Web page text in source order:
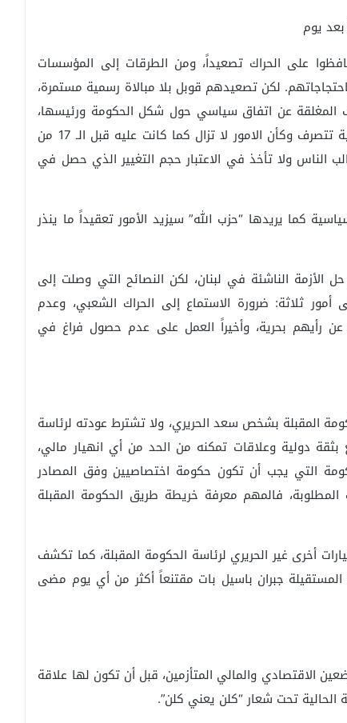
يوم
لكنهم حافظوا على الحراك تصعيداً، ومن الطرقات إلى المؤسسات
باحتجاجاتهم. لكن تصعيدهم قوبل بلا مبالاة رسمية مستمرة،
المغلقة عن اتفاق سياسي حول شكل الحكومة ورئيسها،
في وقت تقول مصادر دبلوماسية إن السلطة السياسية تتصرف وكأن الامور لا تزال كما كانت عليه قبل الـ 17 من
الناس ولا تأخذ في الاعتبار حجم التغيير الذي حصل في
كما يريدها “حزب الله” سيزيد الأمور تعقيداً ما ينذر
الناشئة في لبنان، لكن النصائح التي وصلت إلى
ثلاثة: ضرورة الاستماع إلى الحراك الشعبي، وعدم
رأيهم بحرية، وأخيراً العمل على عدم حصول فراغ في
المقبلة بشخص سعد الحريري، ولا تشترط عودته لرئاسة
بثقة دولية وعلاقات تمكنه من الحد من أي انهيار مالي،
التي يجب أن تكون حكومة اختصاصيين وفق المصادر
المطلوبة، فالمهم معرفة خريطة طريق الحكومة المقبلة
أخرى غير الحريري لرئاسة الحكومة المقبلة، كما تكشف
المستقيلة جبران باسيل بات مقتنعاً أكثر من أي يوم مضى
الاقتصادي والمالي المتأزمين، قبل أن تكون لها علاقة
الحالية تحت شعار “كلن يعني كلن”.